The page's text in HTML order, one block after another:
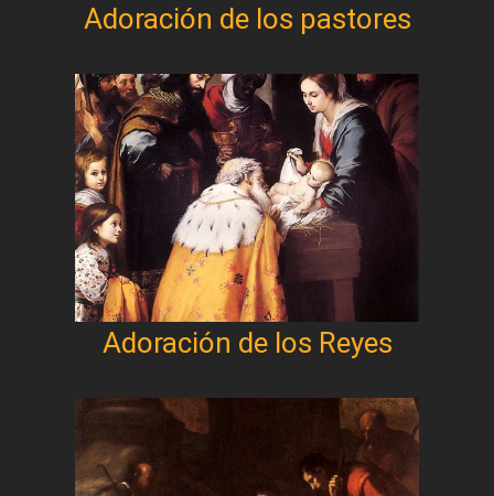
Adoración de los pastores
Adoración de los Reyes